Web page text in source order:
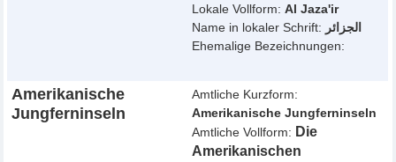
Lokale Vollform:Al Jaza'ir
Name in lokaler Schrift: الجزائر
Ehemalige Bezeichnungen:
Amerikanische
Jungferninseln
Amtliche Kurzform:
Amerikanische Jungferninseln
Amtliche Vollform: Die
Amerikanischen